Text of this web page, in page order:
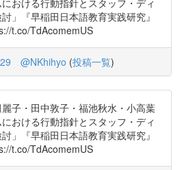
おける行動指針とスタッフ・ディ
」『早稲田日本語教育実践研究』
t.co/TdAcomemUS
@NKhihyo (投稿一覧)
子・田中敦子・福池秋水・小高葉
おける行動指針とスタッフ・ディ
」『早稲田日本語教育実践研究』
t.co/TdAcomemUS